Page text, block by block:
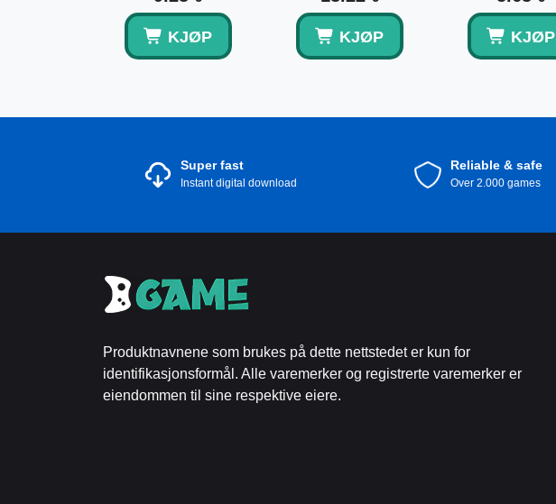
KJØP KJØP KJØP
Super fast
Instant digital download
Reliable & safe
Over 2.000 games
Produktnavnene som brukes på dette nettstedet er kun for
identifikasjonsformål. Alle varemerker og registrerte varemerker er
eiendommen til sine respektive eiere.